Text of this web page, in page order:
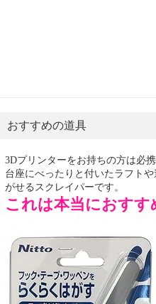
おすすめの道具
3Dプリンターをお持ちの方は必
台座にべったりと付いたラフト
がせるスクレイパーです。
これは本当におすす